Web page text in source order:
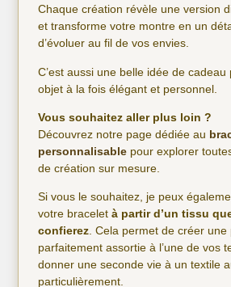
Chaque création révèle une version
et transforme votre montre en un
d’évoluer au fil de vos envies.
C’est aussi une belle idée de cadeau
objet à la fois élégant et personnel.
Vous souhaitez aller plus loin ?
Découvrez notre page dédiée au
personnalisable pour explorer
de création sur mesure.
Si vous le souhaitez, je peux
votre braceletà partir d’un tissu
confierez. Cela permet de créer une
parfaitement assortie à l’une de vos
donner une seconde vie à un textile
particulièrement.